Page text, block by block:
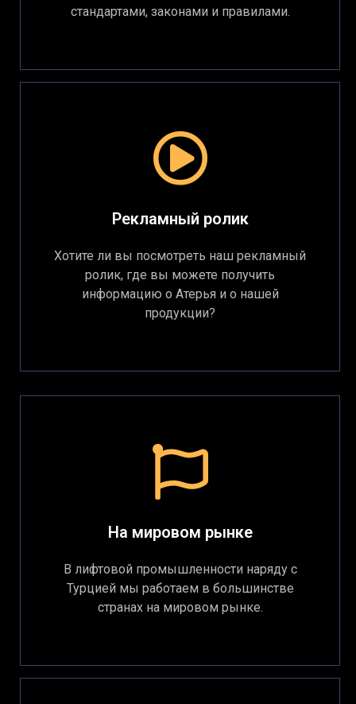
стандартами, законами и правилами.
Рекламный ролик
Хотите ли вы посмотреть наш рекламный
ролик, где вы можете получить
информацию о Атерья и о нашей
продукции?
На мировом рынке
В лифтовой промышленности наряду с
Турцией мы работаем в большинстве
странах на мировом рынке.